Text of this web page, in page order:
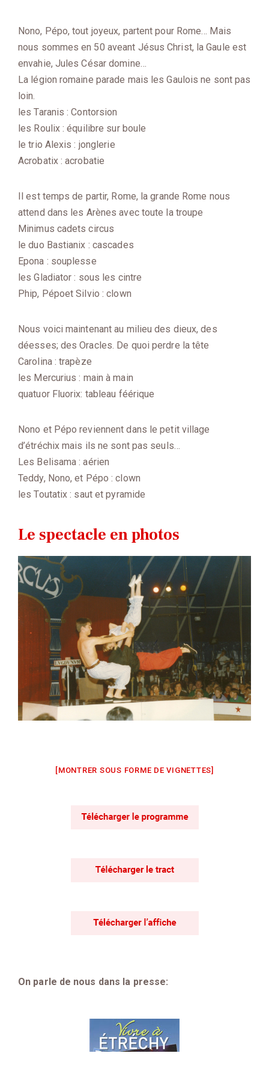
Nono, Pépo, tout joyeux, partent pour Rome… Mais
nous sommes en 50 aveant Jésus Christ, la Gaule est
envahie, Jules César domine…
La légion romaine parade mais les Gaulois ne sont pas
loin.
les Taranis : Contorsion
les Roulix : équilibre sur boule
le trio Alexis : jonglerie
Acrobatix : acrobatie
Il est temps de partir, Rome, la grande Rome nous
attend dans les Arènes avec toute la troupe
Minimus cadets circus
le duo Bastianix : cascades
Epona : souplesse
les Gladiator : sous les cintre
Phip, Pépoet Silvio : clown
Nous voici maintenant au milieu des dieux, des
déesses; des Oracles. De quoi perdre la tête
Carolina : trapèze
les Mercurius : main à main
quatuor Fluorix: tableau féérique
Nono et Pépo reviennent dans le petit village
d’étréchix mais ils ne sont pas seuls…
Les Belisama : aérien
Teddy, Nono, et Pépo : clown
les Toutatix : saut et pyramide
Le spectacle en photos
[MONTRER SOUS FORME DE VIGNETTES]
On parle de nous dans la presse: